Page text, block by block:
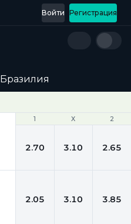
Регистрация
Войти
Бразилия
1 Х 2
1 Х 2
2.70 3.10 2.65
2.05 3.10 3.85